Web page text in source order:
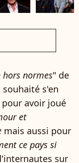
normes" de
souhaité s'en
avoir joué
et
mais aussi pour
ce pays si
sur